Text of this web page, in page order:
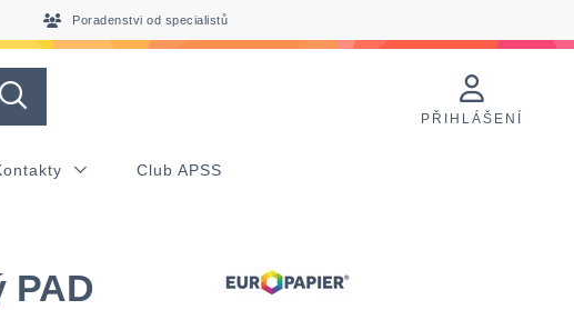
Poradenstvi od specialistů
PŘIHLÁŠENÍ
Club APSS
PAD